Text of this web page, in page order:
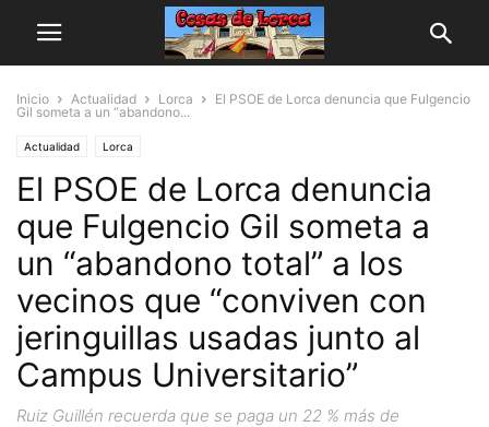
Inicio Actualidad Lorca
El PSOE de Lorca denuncia que Fulgencio
Gil someta a un “abandono...
Actualidad Lorca
El PSOE de Lorca denuncia
que Fulgencio Gil someta a
un “abandono total” a los
vecinos que “conviven con
jeringuillas usadas junto al
Campus Universitario”
Ruiz Guillén recuerda que se paga un 22 % más de